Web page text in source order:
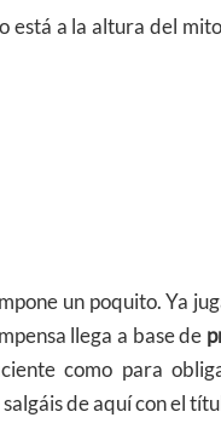
está a la altura del
un poquito. Ya
llega a base de
como para
de aquí con el